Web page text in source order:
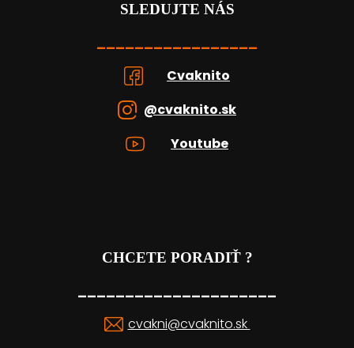
SLEDUJTE NÁS
_________________
Cvaknito
@cvaknito.sk
Youtube
CHCETE PORADIŤ ?
_____________________
cvakni@cvaknito.sk